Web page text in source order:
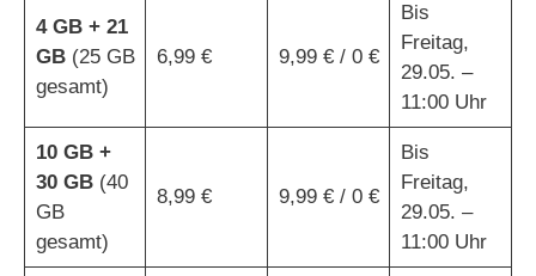
4 GB + 21
GB(25 GB
gesamt)
6,99 € 9,99 € / 0 €
Bis
Freitag,
29.05. –
11:00 Uhr
10 GB +
30 GB(40
GB
gesamt)
8,99 € 9,99 € / 0 €
Bis
Freitag,
29.05. –
11:00 Uhr